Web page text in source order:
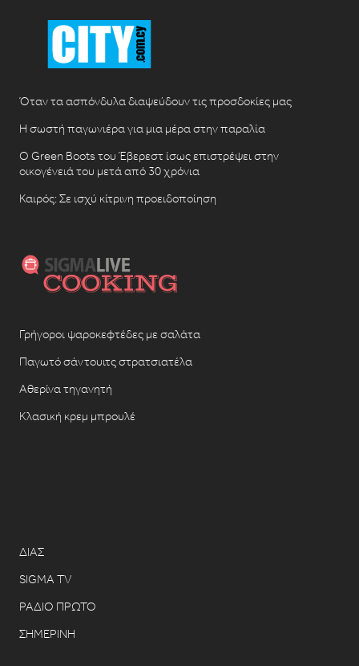
Όταν τα ασπόνδυλα διαψεύδουν τις προσδοκίες μας
Η σωστή παγωνιέρα για μια μέρα στην παραλία
Ο Green Boots του Έβερεστ ίσως επιστρέψει στην
οικογένειά του μετά από 30 χρόνια
Καιρός: Σε ισχύ κίτρινη προειδοποίηση
Γρήγοροι ψαροκεφτέδες με σαλάτα
Παγωτό σάντουιτς στρατσιατέλα
Αθερίνα τηγανητή
Κλασική κρεμ μπρουλέ
ΔΙΑΣ
SIGMA TV
ΡΑΔΙΟ ΠΡΩΤΟ
ΣΗΜΕΡΙΝΗ